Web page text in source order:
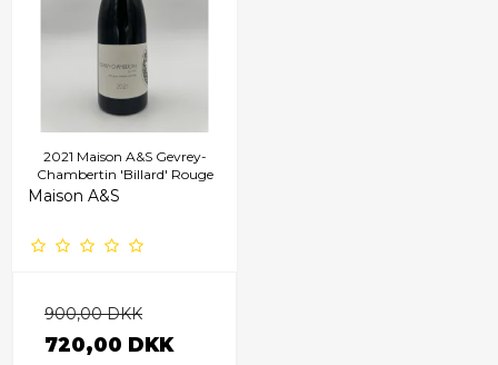
2021 Maison A&S Gevrey-
Chambertin 'Billard' Rouge
Maison A&S
900,00 DKK
720,00 DKK